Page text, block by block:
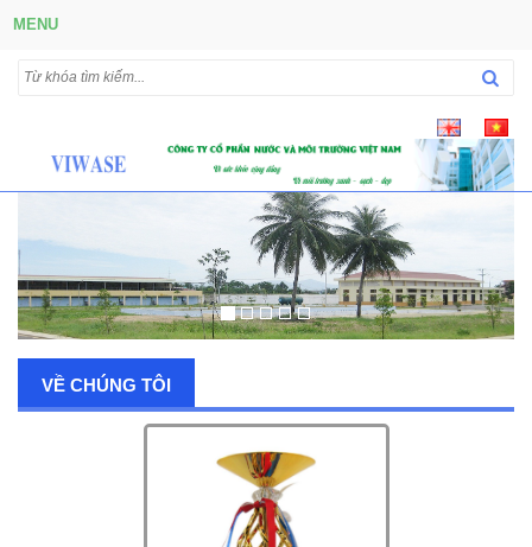
MENU
VỀ CHÚNG TÔI